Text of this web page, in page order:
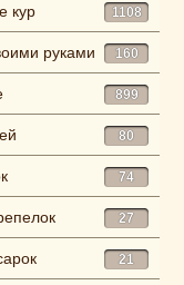
кур 1108
руками 160
899
80
74
27
21